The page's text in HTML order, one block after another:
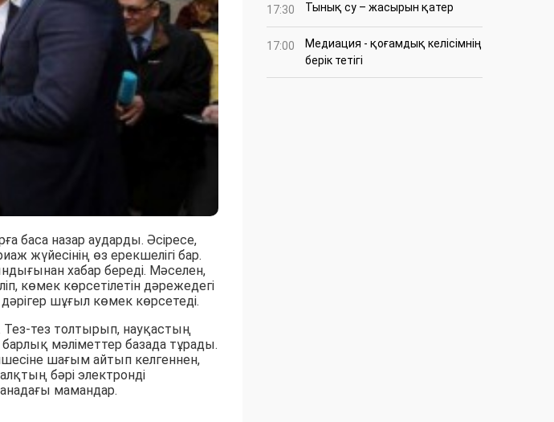
баса назар аударды. Әсіресе,
жүйесінің өз ерекшелігі бар.
хабар береді. Мәселен,
көмек көрсетілетін дәрежедегі
шұғыл көмек көрсетеді.
Тез-тез толтырып, науқастың
мәліметтер базада тұрады.
шағым айтып келгеннен,
бәрі электронді
мамандар.
17:30 Тынық су – жасырын қатер
17:00
Медиация - қоғамдық келісімнің
берік тетігі